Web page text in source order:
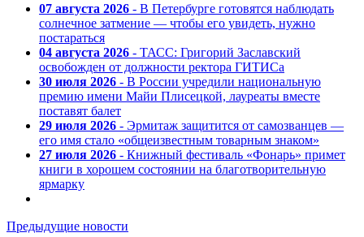
07 августа 2026 - В Петербурге готовятся наблюдать
солнечное затмение — чтобы его увидеть, нужно
постараться
04 августа 2026 - ТАСС: Григорий Заславский
освобожден от должности ректора ГИТИСа
30 июля 2026 - В России учредили национальную
премию имени Майи Плисецкой, лауреаты вместе
поставят балет
29 июля 2026 - Эрмитаж защитится от самозванцев —
его имя стало «общеизвестным товарным знаком»
27 июля 2026 - Книжный фестиваль «Фонарь» примет
книги в хорошем состоянии на благотворительную
ярмарку
Предыдущие новости